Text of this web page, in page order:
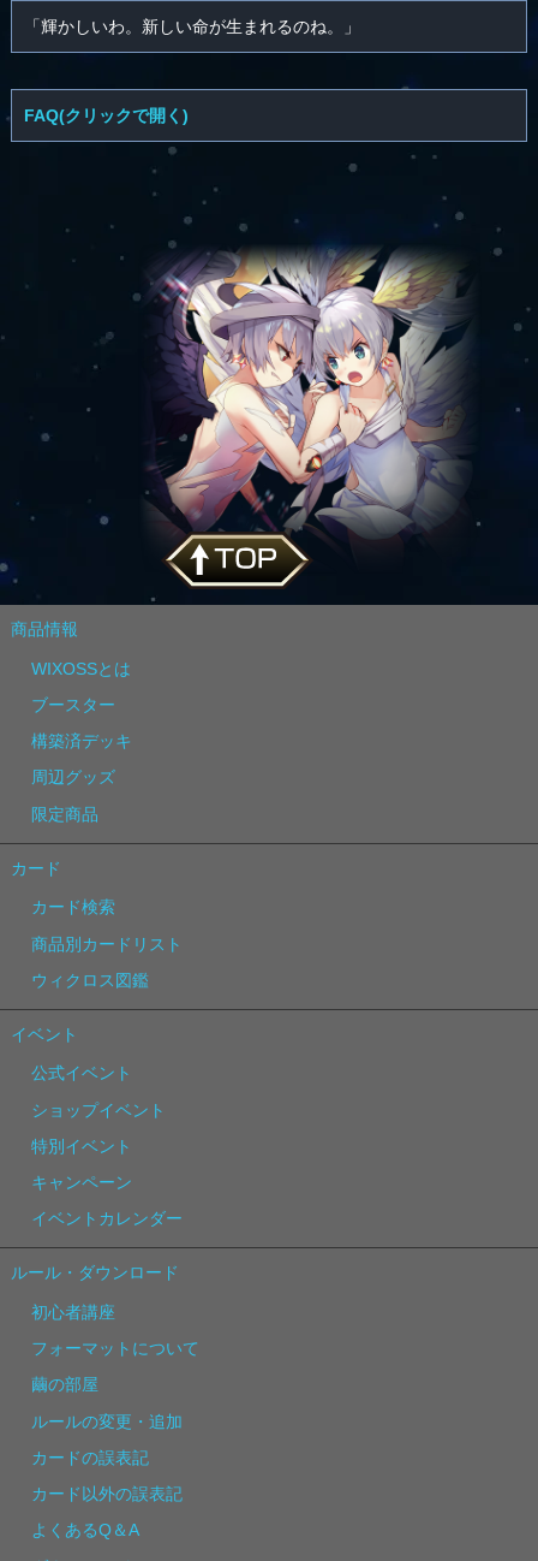
「輝かしいわ。新しい命が生まれるのね。」
FAQ(クリックで開く)
商品情報
WIXOSSとは
ブースター
構築済デッキ
周辺グッズ
限定商品
カード
カード検索
商品別カードリスト
ウィクロス図鑑
イベント
公式イベント
ショップイベント
特別イベント
キャンペーン
イベントカレンダー
ルール・ダウンロード
初心者講座
フォーマットについて
繭の部屋
ルールの変更・追加
カードの誤表記
カード以外の誤表記
よくあるQ＆A